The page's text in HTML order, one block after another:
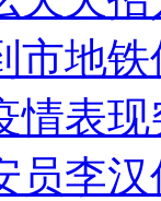
市地
情表
员李汉